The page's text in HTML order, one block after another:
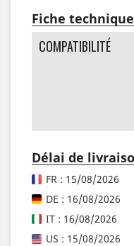
Fiche technique
COMPATIBILITÉ
Délai de
FR : 15/08/2026
DE : 16/08/2026
IT : 16/08/2026
US : 15/08/2026